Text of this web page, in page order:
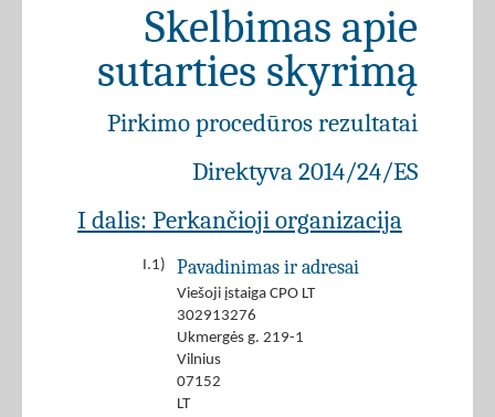
Skelbimas apie
sutarties skyrimą
Pirkimo procedūros rezultatai
Direktyva 2014/24/ES
I dalis: Perkančioji organizacija
I.1) Pavadinimas ir adresai
Viešoji įstaiga CPO LT
302913276
Ukmergės g. 219-1
Vilnius
07152
LT